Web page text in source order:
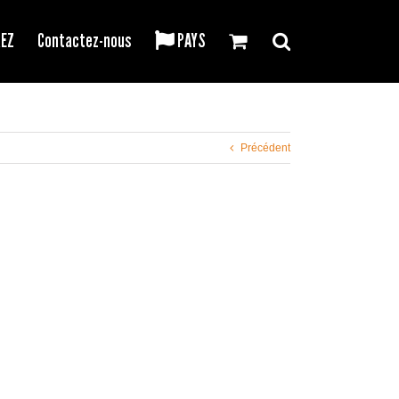
Contactez-nous PAYS
Précédent